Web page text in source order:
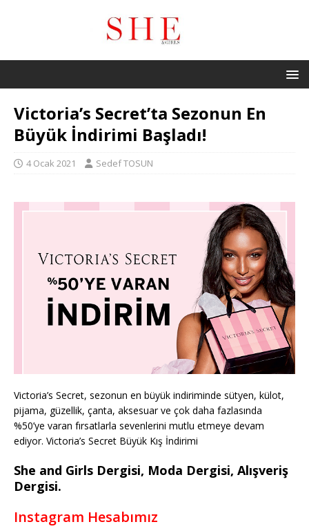
Victoria’s Secret’ta Sezonun En
Büyük İndirimi Başladı!
4 Ocak 2021 Sedef TOSUN
Victoria’s Secret, sezonun en büyük indiriminde sütyen, külot,
pijama, güzellik, çanta, aksesuar ve çok daha fazlasında
%50’ye varan fırsatlarla sevenlerini mutlu etmeye devam
ediyor. Victoria’s Secret Büyük Kış İndirimi
She and Girls Dergisi, Moda Dergisi, Alışveriş
Dergisi.
Instagram Hesabımız